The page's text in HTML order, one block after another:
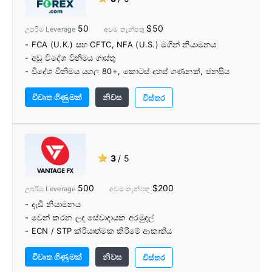
උපරිම Leverage 50 අවම තැන්පතු $50
- FCA (U.K.) සහ CFTC, NFA (U.S.) මගින් නියාමනය
- අඩු විදේශ විනිමය ගාස්තු
- විදේශ විනිමය යුගල 80+, කොටස් දහස් ගණනක්, ජනප්‍රිය
වෙලඳපොලවල් වෙළඳාම් කරන්න.
- TradingView ප්‍රස්ථාර වෙබ් වේදිකාවට ගොඩනගා ඇත
- පුළුල් පරාසයක අධ්‍යාපන සහ පර්යේෂණ මෙවලම්
විවෘත ගිණුමක් නිවස විස්තර
★ 3 / 5
උපරිම Leverage 500 අවම තැන්පතු $200
- දැඩි නියාමනය
- වෙන් කරන ලද සේවාදායක අරමුදල්
- ECN / STP ක්රියාත්මක කිරීමේ ආකෘතිය
- කොමිස් නොමිලේ ගිණුම්
විවෘත ගිණුමක් නිවස විස්තර